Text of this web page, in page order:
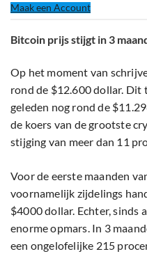
Maak een Account
Bitcoin prijs stijgt in 3
Op het moment van
rond de $12.600 dollar. Dit
geleden nog rond de
de koers van de grootste
stijging van meer dan 11
Voor de eerste maanden
voornamelijk zijdelings
$4000 dollar. Echter, sinds
enorme opmars. In 3
een ongelofelijke 215